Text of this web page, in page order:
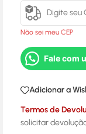
Não sei meu CEP
Fale com
Adicionar a
Termos de
solicitar